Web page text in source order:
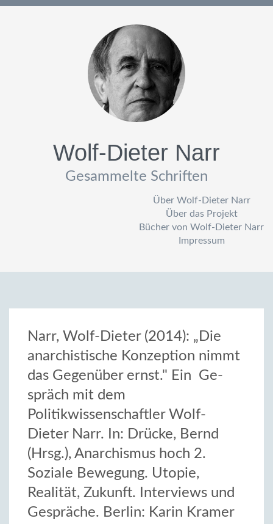
Wolf-Dieter Narr
Gesammelte Schriften
Über Wolf-Dieter Narr
Über das Projekt
Bücher von Wolf-Dieter Narr
Impressum
Narr, Wolf-Dieter (2014): „Die
anarchistische Konzeption nimmt
das Gegenüber ernst." Ein Ge­
spräch mit dem
Politikwissenschaftler Wolf-
Dieter Narr. In: Drücke, Bernd
(Hrsg.), Anarchismus hoch 2.
Soziale Bewegung. Utopie,
Realität, Zukunft. Interviews und
Gespräche. Berlin: Karin Kramer